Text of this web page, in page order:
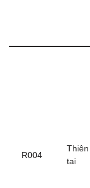
R004
Thiên
tai